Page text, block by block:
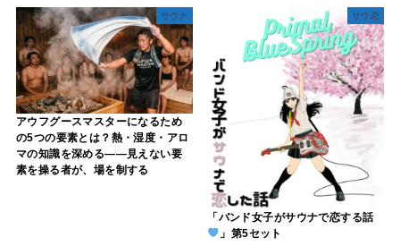
サウナ
アウフグースマスターになるため
の5つの要素とは？熱・湿度・アロ
マの知識を深める――見えない要
素を操る者が、場を制する
サウ恋
「バンド女子がサウナで恋する話
」第5セット